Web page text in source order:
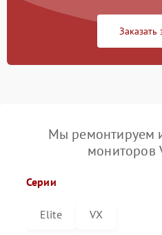
Заказать
Мы ремонтируем
мониторов
Серии
Elite VX